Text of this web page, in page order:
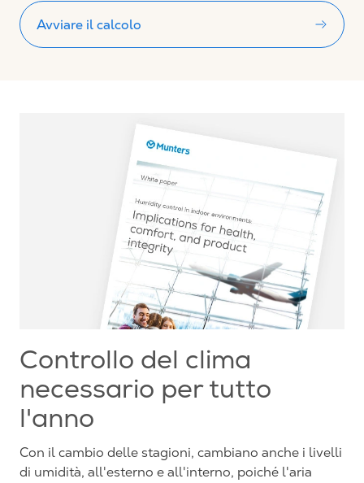
Avviare il calcolo
Controllo del clima
necessario per tutto
l'anno
Con il cambio delle stagioni, cambiano anche i livelli
di umidità, all'esterno e all'interno, poiché l'aria